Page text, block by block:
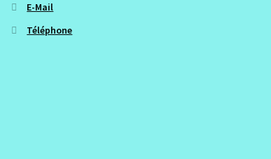
E-Mail
Téléphone